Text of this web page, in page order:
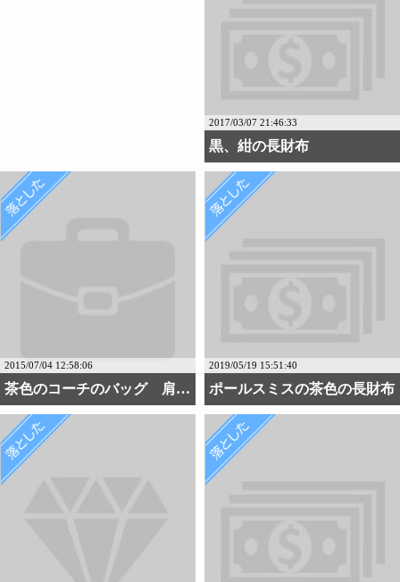
2017/03/07 21:46:33
黒、紺の長財布
2015/07/04 12:58:06
茶色のコーチのバッグ 肩・・・
2019/05/19 15:51:40
ポールスミスの茶色の長財布